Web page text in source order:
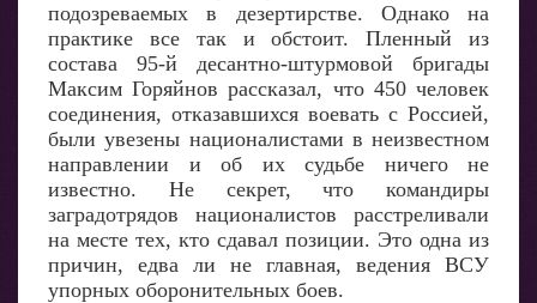
подозреваемых в дезертирстве. Однако на
практике все так и обстоит. Пленный из
состава 95-й десантно-штурмовой бригады
Максим Горяйнов рассказал, что 450 человек
соединения, отказавшихся воевать с Россией,
были увезены националистами в неизвестном
направлении и об их судьбе ничего не
известно. Не секрет, что командиры
заградотрядов националистов расстреливали
на месте тех, кто сдавал позиции. Это одна из
причин, едва ли не главная, ведения ВСУ
упорных оборонительных боев.